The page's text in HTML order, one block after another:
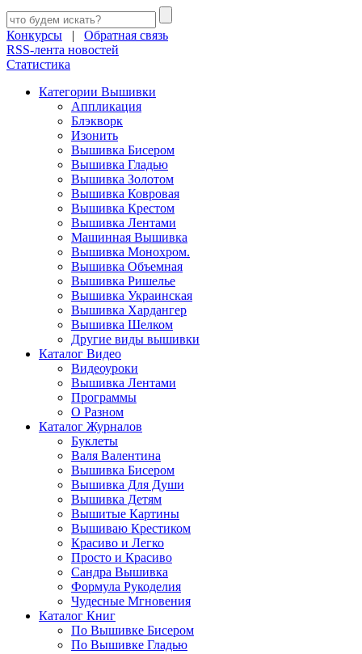
Конкурсы | Обратная связь
RSS-лента новостей
Статистика
Категории Вышивки
Аппликация
Блэкворк
Изонить
Вышивка Бисером
Вышивка Гладью
Вышивка Золотом
Вышивка Ковровая
Вышивка Крестом
Вышивка Лентами
Машинная Вышивка
Вышивка Монохром.
Вышивка Объемная
Вышивка Ришелье
Вышивка Украинская
Вышивка Хардангер
Вышивка Шелком
Другие виды вышивки
Каталог Видео
Видеоуроки
Вышивка Лентами
Программы
О Разном
Каталог Журналов
Буклеты
Валя Валентина
Вышивка Бисером
Вышивка Для Души
Вышивка Детям
Вышитые Картины
Вышиваю Крестиком
Красиво и Легко
Просто и Красиво
Сандра Вышивка
Формула Рукоделия
Чудесные Мгновения
Каталог Книг
По Вышивке Бисером
По Вышивке Гладью